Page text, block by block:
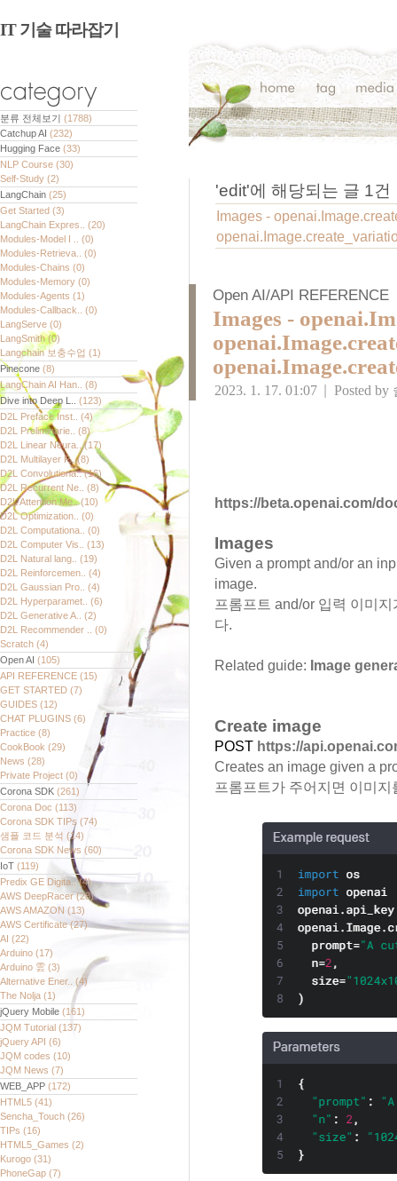
IT 기술 따라잡기
분류 전체보기 (1788)
Catchup AI (232)
Hugging Face (33)
NLP Course (30)
Self-Study (2)
LangChain (25)
Get Started (3)
LangChain Expres.. (20)
Modules-Model I .. (0)
Modules-Retrieva.. (0)
Modules-Chains (0)
Modules-Memory (0)
Modules-Agents (1)
Modules-Callback.. (0)
LangServe (0)
LangSmith(0)
Langchain 보충수업 (1)
Pinecone (8)
LangChain AI Han.. (8)
Dive into Deep L.. (123)
D2L Preface Inst.. (4)
D2L Preliminarie.. (8)
D2L Linear Neura..(17)
D2L Multilayer P..(8)
D2L Convolutiona..(16)
D2L Recurrent Ne.. (8)
D2L Attention Me..(10)
D2L Optimization.. (0)
D2L Computationa.. (0)
D2L Computer Vis.. (13)
D2L Natural lang.. (19)
D2L Reinforcemen.. (4)
D2L Gaussian Pro.. (4)
D2L Hyperparamet.. (6)
D2L Generative A.. (2)
D2L Recommender .. (0)
Scratch (4)
Open AI (105)
API REFERENCE (15)
GET STARTED (7)
GUIDES (12)
CHAT PLUGINS (6)
Practice (8)
CookBook (29)
News (28)
Private Project (0)
Corona SDK (261)
Corona Doc (113)
Corona SDK TIPs (74)
샘플 코드 분석 (14)
Corona SDK News (60)
IoT (119)
Predix GE Digita..(4)
AWS DeepRacer(28)
AWS AMAZON (13)
AWS Certificate(27)
AI (22)
Arduino (17)
Arduino 雲 (3)
Alternative Ener.. (4)
The Nolja (1)
jQuery Mobile (161)
JQM Tutorial (137)
jQuery API (6)
JQM codes (10)
JQM News (7)
WEB_APP (172)
HTML5 (41)
Sencha_Touch (26)
TIPs (16)
HTML5_Games (2)
Kurogo (31)
PhoneGap (7)
'edit'에 해당되는 글 1건
Images -
Open AI/API REFERENCE
Images -
2023. 1. 17. 01:07 Posted by
https://beta.openai.com/
Images
Given a prompt and/or an
image.
프롬프트 and/or 입력 이미
다.
Related guide: Image
Create image
POST https://
Creates an image given a
프롬프트가 주어지면 이미지